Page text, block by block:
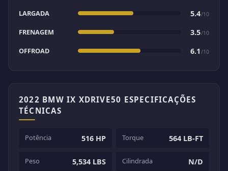
LARGADA 5.4/10
FRENAGEM 3.5/10
OFFROAD 6.1 /10
2022 BMW IX XDRIVE50 ESPECIFICAÇÕES
TÉCNICAS
Potência 516 HP Torque 564 LB-FT
Peso 5,534 LBS Cilindrada N/D